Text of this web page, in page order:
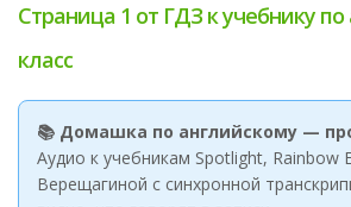
Страница 1 от ГДЗ к учебнику по
класс
📚 Домашка по английскому —
Аудио к учебникам Spotlight, Rainbow
Верещагиной с синхронной